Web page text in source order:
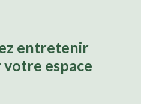
entretenir
votre espace